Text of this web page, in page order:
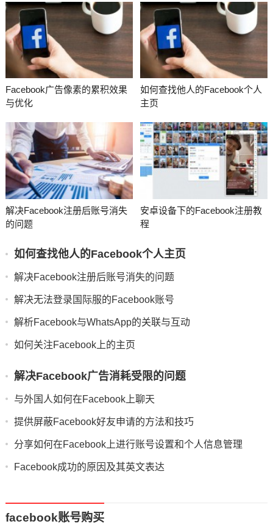
Facebook广告像素的累积效果
与优化
如何查找他人的Facebook个人
主页
解决Facebook注册后账号消失
的问题
安卓设备下的Facebook注册教
程
如何查找他人的Facebook个人主页
解决Facebook注册后账号消失的问题
解决无法登录国际服的Facebook账号
解析Facebook与WhatsApp的关联与互动
如何关注Facebook上的主页
解决Facebook广告消耗受限的问题
与外国人如何在Facebook上聊天
提供屏蔽Facebook好友申请的方法和技巧
分享如何在Facebook上进行账号设置和个人信息管理
Facebook成功的原因及其英文表达
facebook账号购买